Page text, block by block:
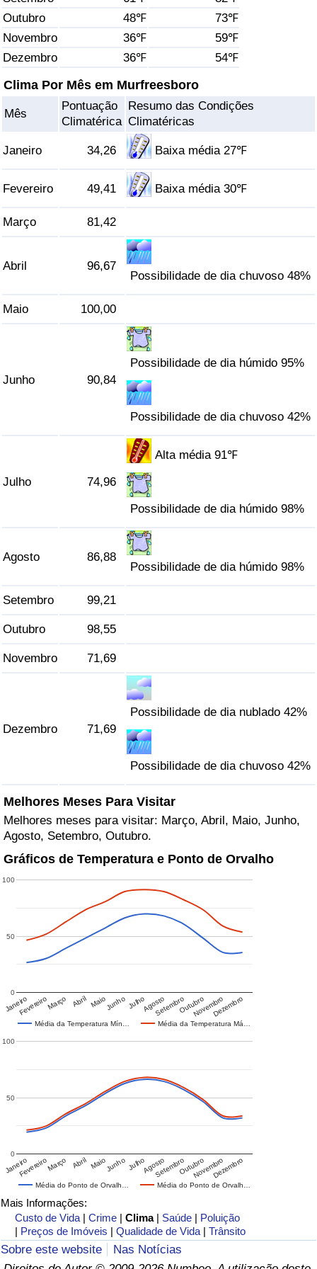
Outubro
48℉
73℉
Novembro
36℉
59℉
Dezembro
36℉ 54℉
Clima Por Mês em Murfreesboro
Mês
Pontuação
Climatérica
Resumo das Condições
Climatéricas
Janeiro 34,26 Baixa média 27℉
Fevereiro 49,41 Baixa média 30℉
Março 81,42
Abril 96,67
Possibilidade de dia chuvoso 48%
Maio 100,00
Junho 90,84
Possibilidade de dia húmido 95%
Possibilidade de dia chuvoso 42%
Julho 74,96
Alta média 91℉
Possibilidade de dia húmido 98%
Agosto 86,88
Possibilidade de dia húmido 98%
Setembro 99,21
Outubro 98,55
Novembro 71,69
Dezembro 71,69
Possibilidade de dia nublado 42%
Possibilidade de dia chuvoso 42%
Melhores Meses Para Visitar
Melhores meses para visitar: Março, Abril, Maio, Junho,
Agosto, Setembro, Outubro.
Gráficos de Temperatura e Ponto de Orvalho
Média da Temperatura Mín… Média da Temperatura Má…
JaneiroFevereiroMarço Abril MaioJunho JulhoAgostoSetembroOutubroNovembroDezembro
0
50
100
Média do Ponto de Orvalh… Média do Ponto de Orvalh…
JaneiroFevereiroMarço Abril MaioJunho JulhoAgostoSetembroOutubroNovembroDezembro
0
50
100
Mais Informações:
Custo de Vida |Crime |Clima | Saúde | Poluição
| Preços de Imóveis |Qualidade de Vida |Trânsito
Sobre este website
Nas Notícias
Saúde
Indicador de Saúde (Atual)
Indicador de Saúde por País
Indicador de Poluição por País
Trânsito
Indicador de Trânsito (Atual)
Indicador de Trânsito por País